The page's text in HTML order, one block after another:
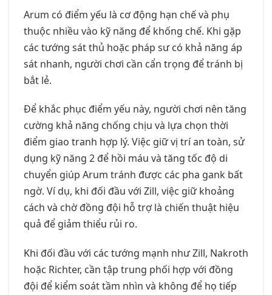
Arum có điểm yếu là cơ động hạn chế và phụ
thuộc nhiều vào kỹ năng để khống chế. Khi gặp
các tướng sát thủ hoặc pháp sư có khả năng áp
sát nhanh, người chơi cần cẩn trọng để tránh bị
bắt lẻ.
Để khắc phục điểm yếu này, người chơi nên tăng
cường khả năng chống chịu và lựa chọn thời
điểm giao tranh hợp lý. Việc giữ vị trí an toàn, sử
dụng kỹ năng 2 để hồi máu và tăng tốc độ di
chuyển giúp Arum tránh được các pha gank bất
ngờ. Ví dụ, khi đối đầu với Zill, việc giữ khoảng
cách và chờ đồng đội hỗ trợ là chiến thuật hiệu
quả để giảm thiểu rủi ro.
Khi đối đầu với các tướng mạnh như Zill, Nakroth
hoặc Richter, cần tập trung phối hợp với đồng
đội để kiểm soát tầm nhìn và không để họ tiếp